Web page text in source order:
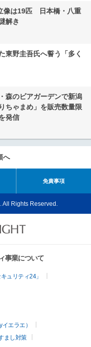
像は19匹 日本橋・八重
解き
東野圭吾氏へ誓う「多く
森のビアガーデンで新潟
ちゃまめ」を販売数量限
発信
へ
免責事項
Rights Reserved.
事業について
ュリティ24」
エラエ）
まし対策